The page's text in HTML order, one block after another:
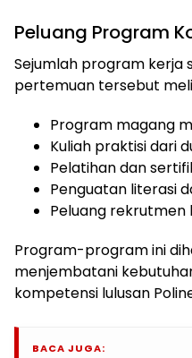
Peluang Program
Sejumlah program kerja
pertemuan tersebut
Program magang
Kuliah praktisi dari
Pelatihan dan
Penguatan literasi
Peluang rekrutmen
Program-program ini
menjembatani
kompetensi lulusan
BACA JUGA: